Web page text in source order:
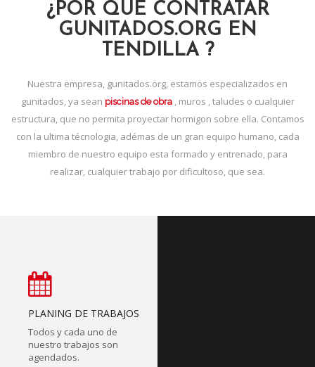
¿POR QUE CONTRATAR
GUNITADOS.ORG EN
TENDILLA ?
Nuestra empresa, gunitados.org, estamos especializados en
gunitados, ya sean piscinas de obra, muros , taludes o cualquier
estructura, que no permita proyectar hormigon sobre ella. Contamos
con la ultima técnologia, adémas de un gran equipo humano, cada
miembro de nuestro equipo esta formado y entrenado, para
realizar, cualquier trabajo por dificultoso, que sea.
PLANING DE TRABAJOS
Todos y cada uno de
nuestro trabajos son
agendados.